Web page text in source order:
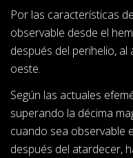
Por las características
observable desde el
después del perihelio,
oeste.
Según las actuales
superando la décima
cuando sea observable
después del atardecer,